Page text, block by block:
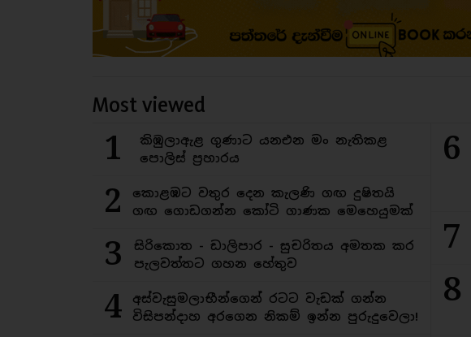
Most viewed
1
කිඹුලාඇළ ගුණාට යනඑන මං නැතිකළ
පොලිස් ප්‍රහාරය
2
කොළඹට වතුර දෙන කැලණි ගඟ දුෂිතයි
ගඟ ගොඩගන්න කෝටි ගාණක මෙහෙයුමක්
3
සිරිකොත - ඩාලිපාර - සුචරිතය අමතක කර
පැලවත්තට ගහන හේතුව
4
අස්වැසුමලාභීන්ගෙන් රටට වැඩක් ගන්න
විසිපන්දාහ අරගෙන නිකම් ඉන්න පුරුදුවෙලා!
6
7
8